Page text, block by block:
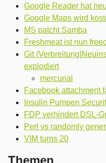
Google Reader hat
Google Maps wird
MS patcht Samba
Freshmeat ist nun
Git
explodiert
mercurial
Facebook attachment
Insulin Pumpen
FDP verhindert DSL-
Perl vs randomly
VIM turns 20
Themen